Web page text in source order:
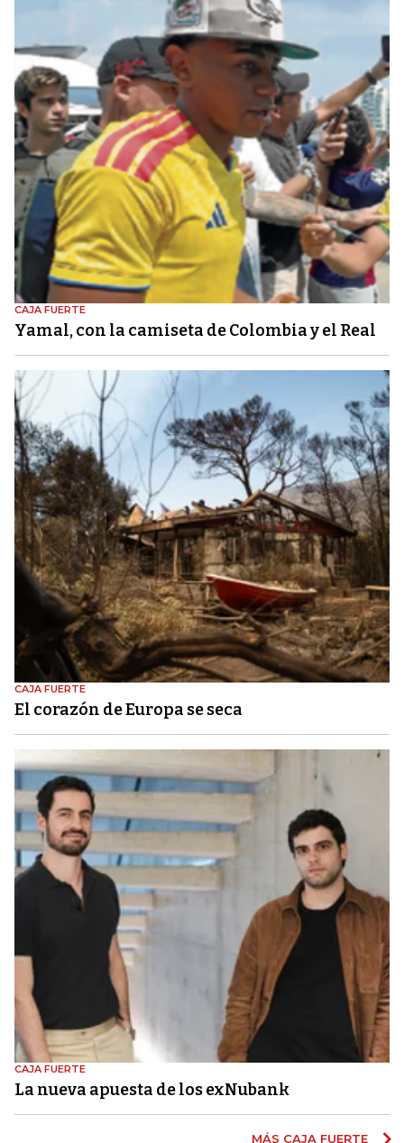
CAJA FUERTE
Yamal, con la camiseta de Colombia y el Real
CAJA FUERTE
El corazón de Europa se seca
CAJA FUERTE
La nueva apuesta de los exNubank
MÁS CAJA FUERTE